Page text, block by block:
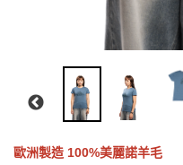
歐洲製造 100%美麗諾羊毛